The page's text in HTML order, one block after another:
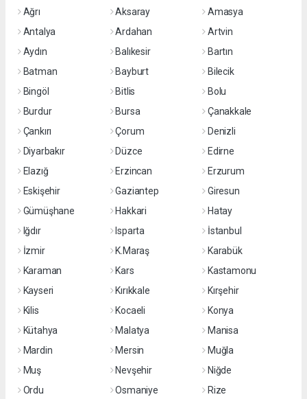
Ağrı
Aksaray
Amasya
Antalya
Ardahan
Artvin
Aydın
Balıkesir
Bartın
Batman
Bayburt
Bilecik
Bingöl
Bitlis
Bolu
Burdur
Bursa
Çanakkale
Çankırı
Çorum
Denizli
Diyarbakır
Düzce
Edirne
Elazığ
Erzincan
Erzurum
Eskişehir
Gaziantep
Giresun
Gümüşhane
Hakkari
Hatay
Iğdır
Isparta
İstanbul
İzmir
K.Maraş
Karabük
Karaman
Kars
Kastamonu
Kayseri
Kırıkkale
Kırşehir
Kilis
Kocaeli
Konya
Kütahya
Malatya
Manisa
Mardin
Mersin
Muğla
Muş
Nevşehir
Niğde
Ordu
Osmaniye Rize